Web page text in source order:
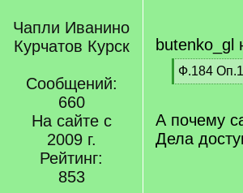
Чапли Иванино
Курчатов Курск
Сообщений:
660
На сайте с
2009 г.
Рейтинг:
853
butenko_gl
[
q
Ф.184
[
q
]
А почему
Дела